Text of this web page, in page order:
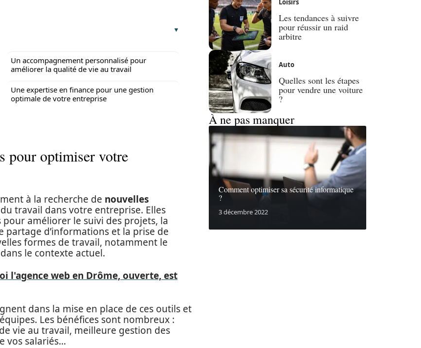
Un accompagnement personnalisé pour
améliorer la qualité de vie au travail
Une expertise en finance pour une gestion
optimale de votre entreprise
pour optimiser votre
à la recherche de nouvelles
du travail dans votre entreprise. Elles
améliorer le suivi des projets, la
d’informations et la prise de
formes de travail, notamment le
le contexte actuel.
l'agence web en Drôme, ouverte, est
dans la mise en place de ces outils et
Les bénéfices sont nombreux :
vie au travail, meilleure gestion des
vos salariés…
Loisirs
Les tendances à suivre
pour réussir un raid
arbitre
Auto
Quelles sont les étapes
pour vendre une voiture
?
À ne pas manquer
Comment optimiser sa sécurité informatique
?
3 décembre 2022